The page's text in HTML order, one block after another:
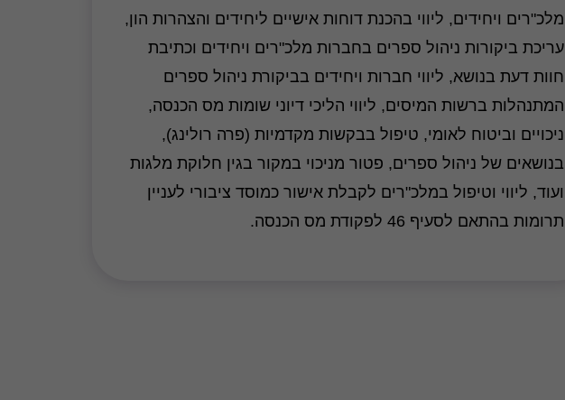
מלכ"רים ויחידים, ליווי בהכנת דוחות אישיים ליחידים והצהרות הון,
עריכת ביקורות ניהול ספרים בחברות מלכ"רים ויחידים וכתיבת
חוות דעת בנושא, ליווי חברות ויחידים בביקורת ניהול ספרים
המתנהלות ברשות המיסים, ליווי הליכי דיוני שומות מס הכנסה,
ניכויים וביטוח לאומי, טיפול בבקשות מקדמיות (פרה רולינג),
בנושאים של ניהול ספרים, פטור מניכוי במקור בגין חלוקת מלגות
ועוד, ליווי וטיפול במלכ"רים לקבלת אישור כמוסד ציבורי לעניין
תרומות בהתאם לסעיף 46 לפקודת מס הכנסה.